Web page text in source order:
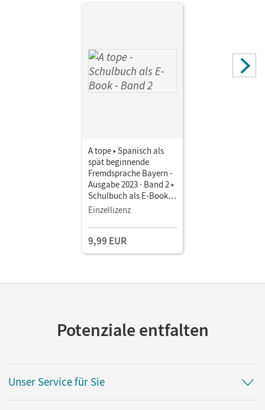
A tope • Spanisch als
spät beginnende
Fremdsprache Bayern -
Ausgabe 2023 · Band 2 •
Schulbuch als E-Book
Mit Medien
Einzellizenz
9,99 EUR
Potenziale entfalten
Unser Service für Sie